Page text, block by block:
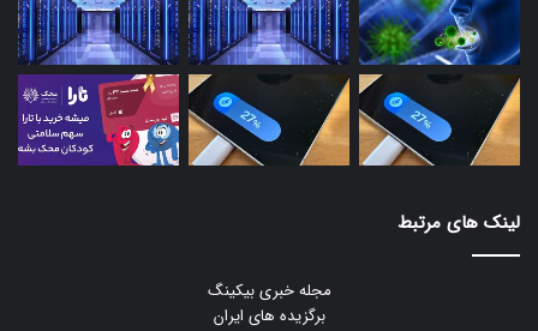
لینک های مرتبط
مجله خبری بیکینگ
برگزیده های ایران